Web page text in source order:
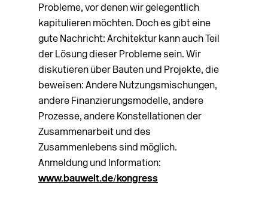
Probleme, vor denen wir gelegentlich
kapitulieren möchten. Doch es gibt eine
gute Nachricht: Architektur kann auch Teil
der Lösung dieser Probleme sein. Wir
diskutieren über Bauten und Projekte, die
beweisen: Andere Nutzungsmischungen,
andere Finanzierungsmodelle, andere
Prozesse, andere Konstellationen der
Zusammenarbeit und des
Zusammenlebens sind möglich.
Anmeldung und Information:
www.bauwelt.de/kongress